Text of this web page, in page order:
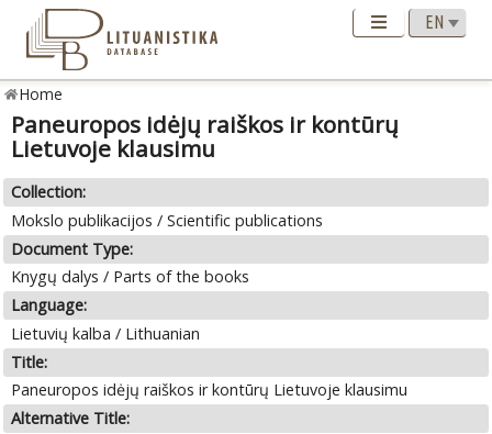
Home
Paneuropos idėjų raiškos ir kontūrų
Lietuvoje klausimu
Collection:
Mokslo publikacijos / Scientific publications
Document Type:
Knygų dalys / Parts of the books
Language:
Lietuvių kalba / Lithuanian
Title:
Paneuropos idėjų raiškos ir kontūrų Lietuvoje klausimu
Alternative Title: